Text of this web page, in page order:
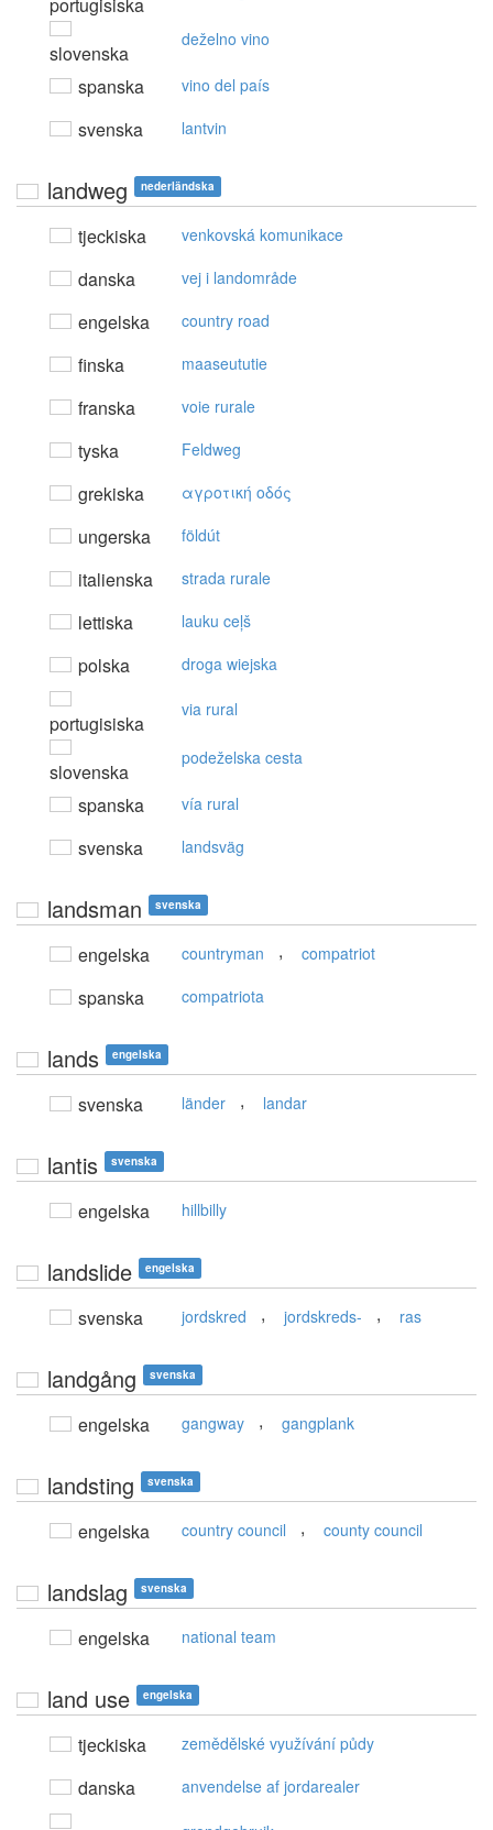
portugisiska
slovenska
deželno vino
spanska vino del país
svenska lantvin
landweg nederländska
tjeckiska venkovská komunikace
danska vej i landområde
engelska country road
finska maaseututie
franska voie rurale
tyska Feldweg
grekiska αγρoτική oδός
ungerska földút
italienska strada rurale
lettiska lauku ceļš
polska droga wiejska
portugisiska
via rural
slovenska
podeželska cesta
spanska vía rural
svenska landsväg
landsman svenska
engelska countryman , compatriot
spanska compatriota
lands engelska
svenska länder , landar
lantis svenska
engelska hillbilly
landslide engelska
svenska jordskred , jordskreds- , ras
landgång svenska
engelska gangway , gangplank
landsting svenska
engelska country council , county council
landslag svenska
engelska national team
land use engelska
tjeckiska zemědělské využívání půdy
danska anvendelse af jordarealer